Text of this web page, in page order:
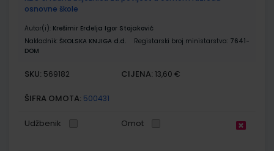
osnovne škole
Autor(i): Krešimir Erdelja Igor Stojaković
Nakladnik: ŠKOLSKA KNJIGA d.d. Registarski broj ministarstva: 7641-
DOM
SKU: 569182 CIJENA: 13,60 €
ŠIFRA OMOTA: 500431
Udžbenik Omot